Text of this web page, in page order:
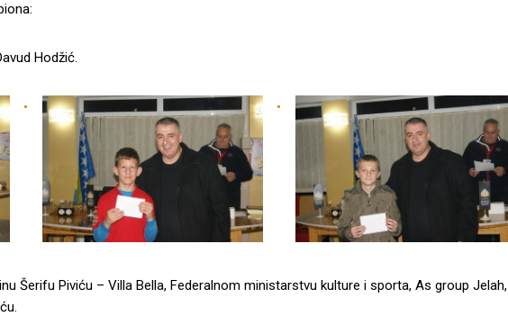
Hodžić.
Šerifu Piviću – Villa Bella, Federalnom ministarstvu kulture i sporta, As group Jelah,